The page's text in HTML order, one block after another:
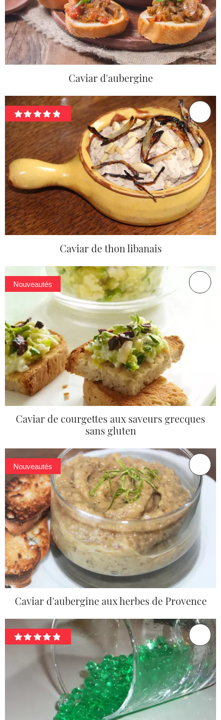
Caviar d'aubergine
Caviar de thon libanais
Nouveautés
Caviar de courgettes aux saveurs grecques
sans gluten
Nouveautés
Caviar d'aubergine aux herbes de Provence